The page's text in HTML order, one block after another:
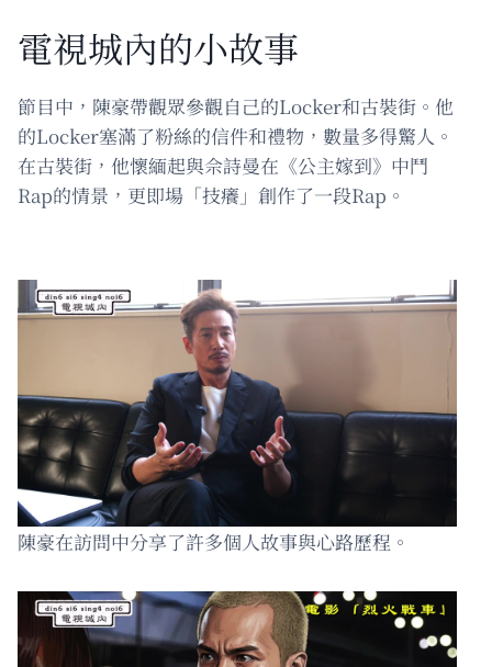
電視城內的小故事
節目中，陳豪帶觀眾參觀自己的Locker和古裝街。他
的Locker塞滿了粉絲的信件和禮物，數量多得驚人。
在古裝街，他懷緬起與佘詩曼在《公主嫁到》中鬥
Rap的情景，更即場「技癢」創作了一段Rap。
陳豪在訪問中分享了許多個人故事與心路歷程。